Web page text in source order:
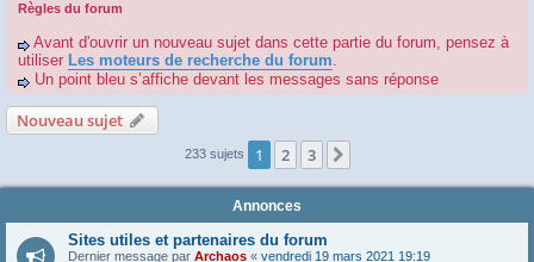
Règles du forum
Avant d'ouvrir un nouveau sujet dans cette partie du forum, pensez à
utiliser Les moteurs de recherche du forum.
Un point bleu s’affiche devant les messages sans réponse
Nouveau sujet
233 sujets 1 2 3
Annonces
Sites utiles et partenaires du forum
Dernier message par Archaos « vendredi 19 mars 2021 19:19